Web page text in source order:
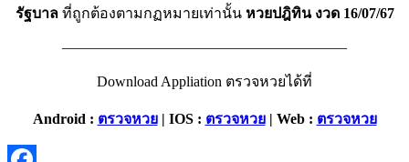
รัฐบาล ที่ถูกต้องตามกฏหมายเท่านั้น หวยปฎิทิน งวด 16/07/67
———————————————————–
Download Appliation ตรวจหวยได้ที่
Android : ตรวจหวย| IOS : ตรวจหวย| Web : ตรวจหวย